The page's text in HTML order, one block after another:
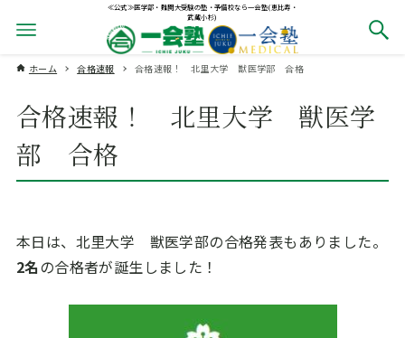
≪公式≫医学部・難関大受験の塾・予備校なら一会塾(恵比寿・
武蔵小杉)
ホーム 合格速報 合格速報！ 北里大学 獣医学部 合格
合格速報！ 北里大学 獣医学
部 合格
本日は、北里大学 獣医学部の合格発表もありました。
2名の合格者が誕生しました！